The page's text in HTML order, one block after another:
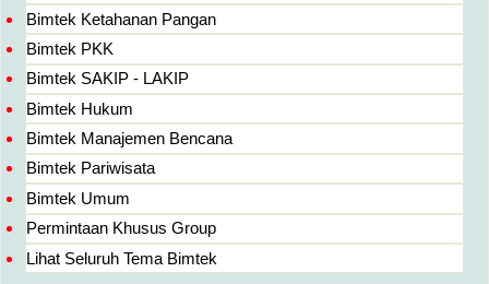
Bimtek Ketahanan Pangan
Bimtek PKK
Bimtek SAKIP - LAKIP
Bimtek Hukum
Bimtek Manajemen Bencana
Bimtek Pariwisata
Bimtek Umum
Permintaan Khusus Group
Lihat Seluruh Tema Bimtek